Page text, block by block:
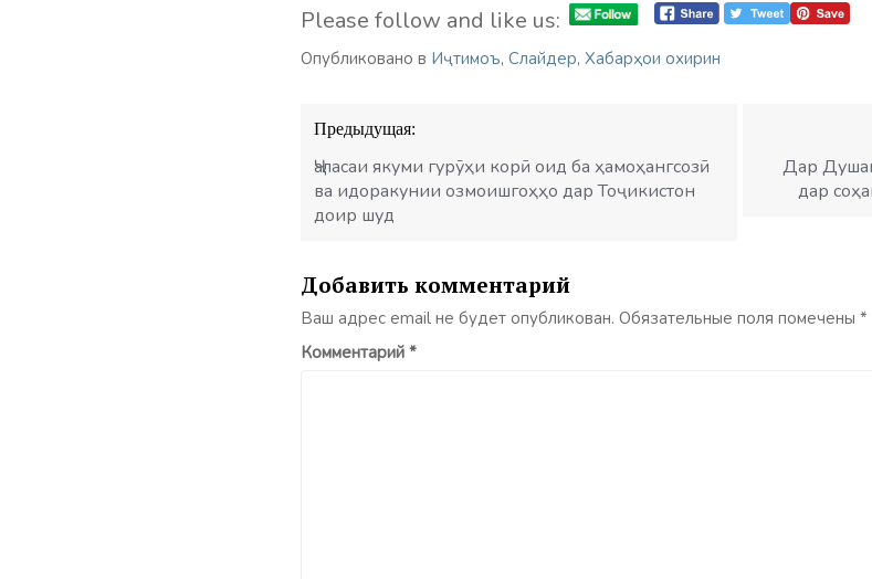
Please follow and like us:
Опубликовано в Иҷтимоъ, Слайдер, Хабарҳои охирин
Навигация
по
записям
Предыдущая:
Ҷаласаи якуми гурӯҳи корӣ оид ба ҳамоҳангсозӣ
ва идоракунии озмоишгоҳҳо дар Тоҷикистон
доир шуд
Дар
дар
Добавить комментарий
Ваш адрес email не будет опубликован. Обязательные поля помечены *
Комментарий *